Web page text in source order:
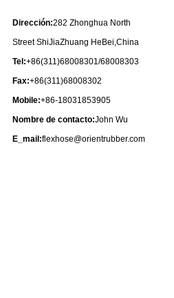
Dirección:282 Zhonghua North
Street ShiJiaZhuang HeBei,China
Tel:+86(311)68008301/68008303
Fax:+86(311)68008302
Mobile:+86-18031853905
Nombre de contacto:John Wu
E_mail:flexhose@orientrubber.com